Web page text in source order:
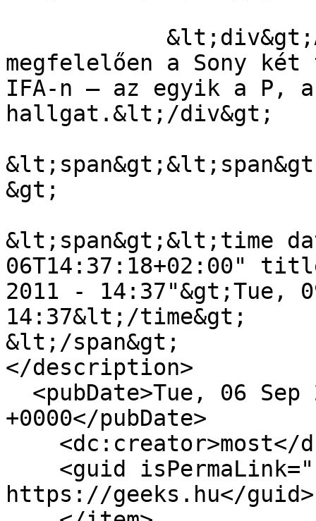
megfelelően a Sony
IFA-n – az egyik a P,
hallgat.&lt;/div&gt;
&gt;
&lt;span&gt;&lt;time
06T14:37:18+02:00"
2011 - 14:37"&gt;Tue,
14:37&lt;/time&gt;
&lt;/span&gt;
</description>
+0000</pubDate>
https://geeks.hu</guid>